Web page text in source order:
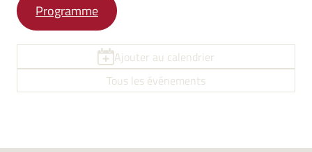
Programme
Ajouter au calendrier
Tous les événements